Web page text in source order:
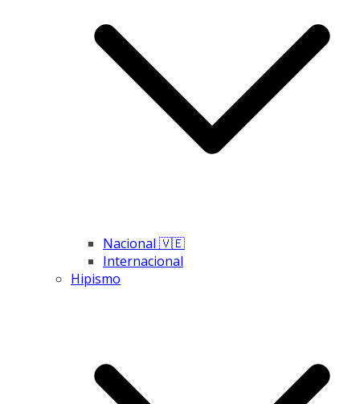
Nacional 🇻🇪
Internacional
Hipismo